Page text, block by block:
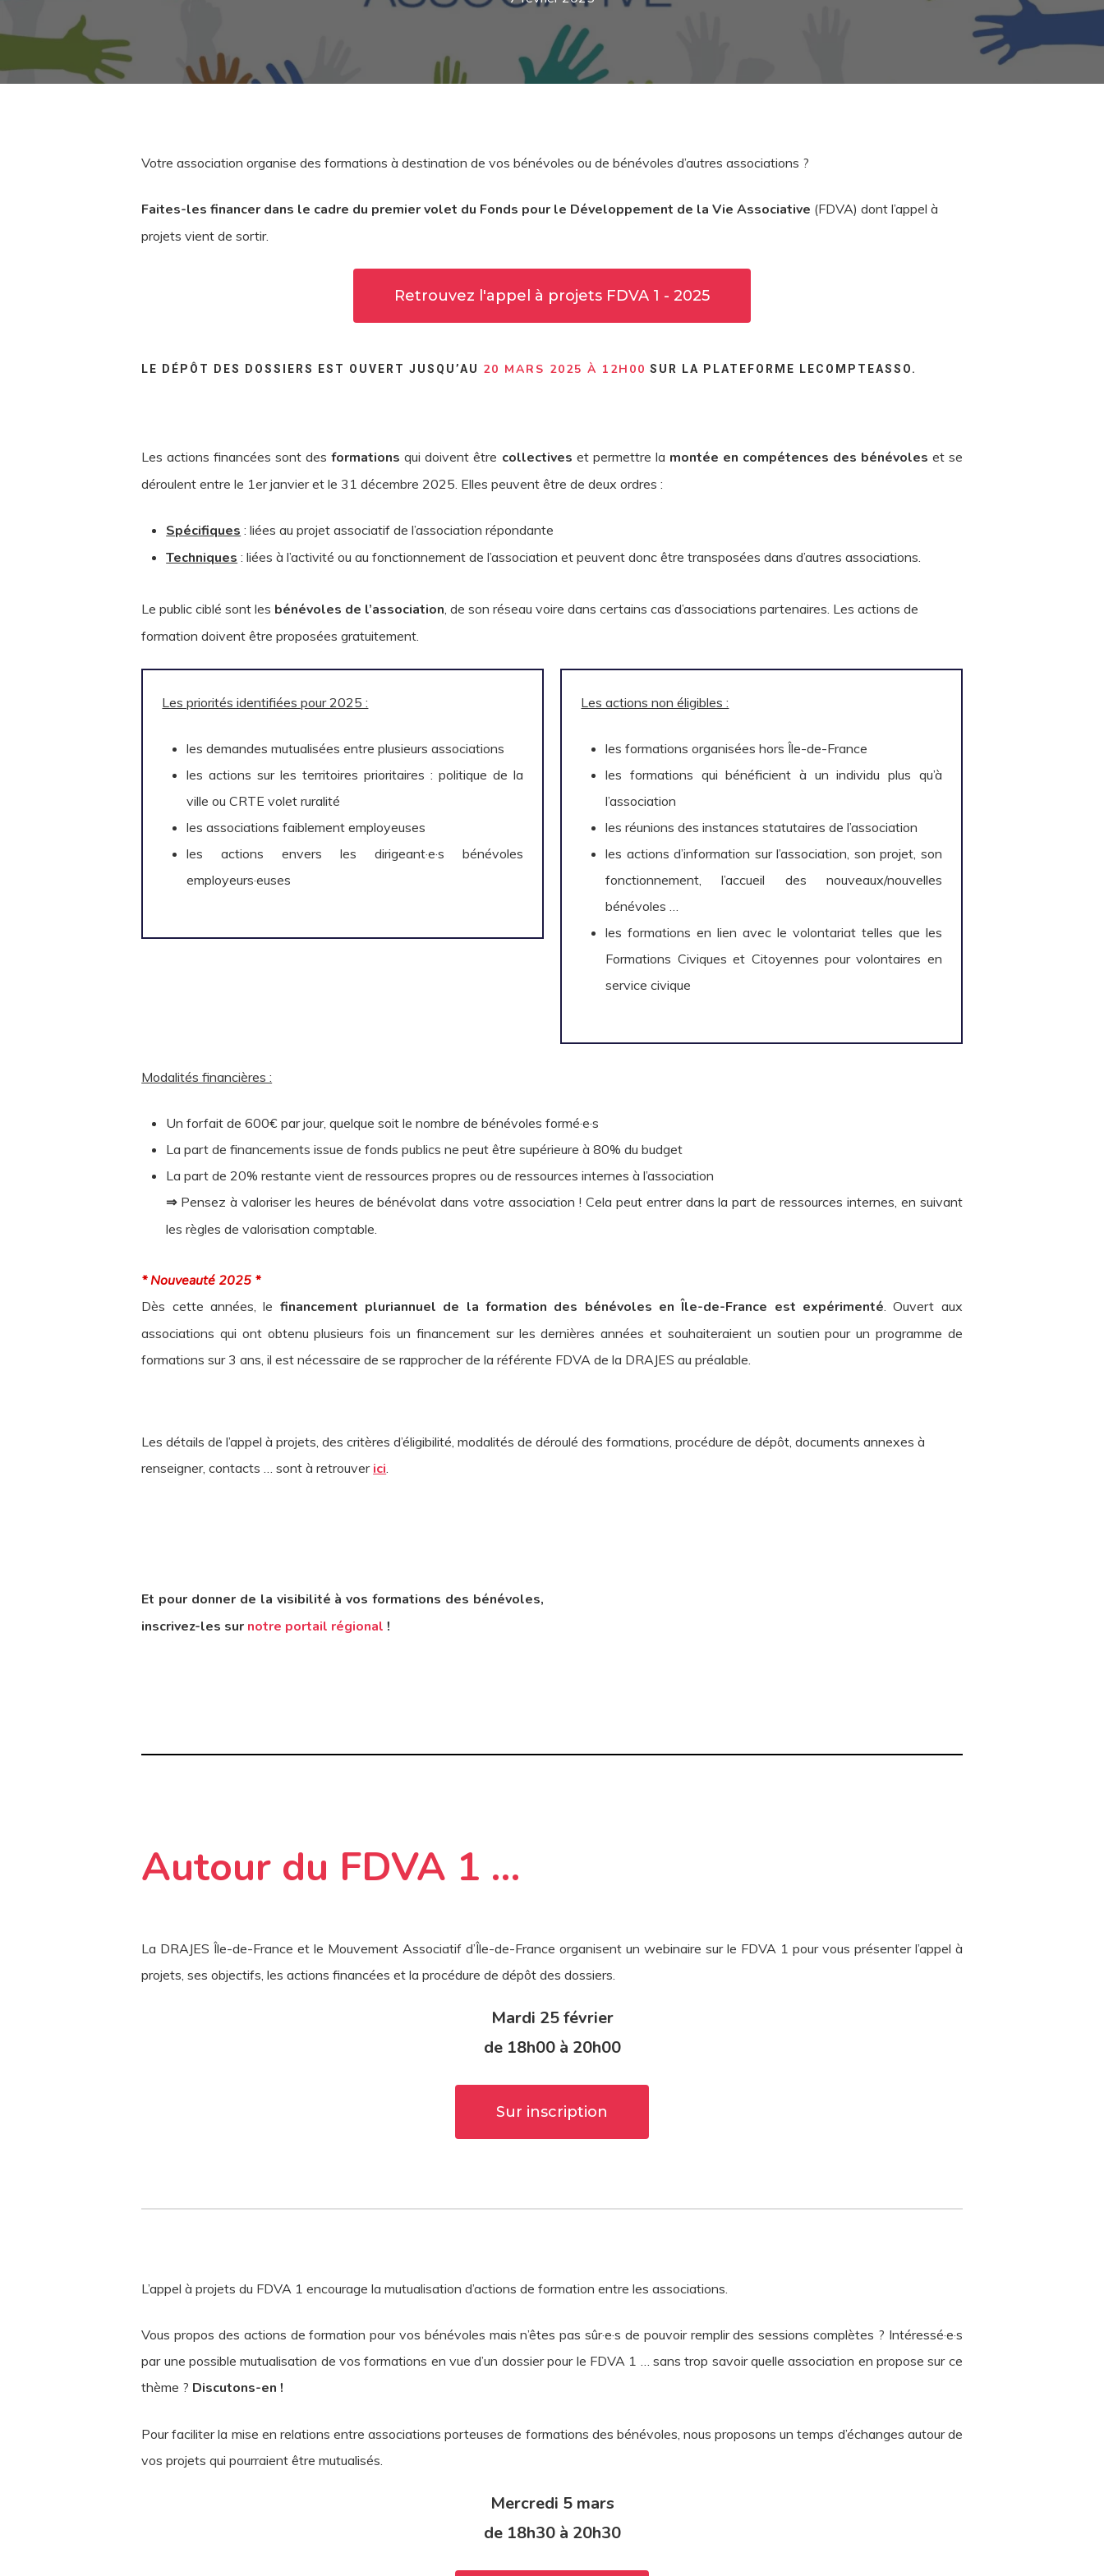
Votre association organise des formations à destination de vos bénévoles ou de bénévoles d’autres associations ?
Faites-les financer dans le cadre du premier volet du Fonds pour le Développement de la Vie Associative (FDVA) dont l’appel à
projets vient de sortir.
Retrouvez l'appel à projets FDVA 1 - 2025
LE DÉPÔT DES DOSSIERS EST OUVERT JUSQU’AU 20 MARS 2025 À 12H00 SUR LA PLATEFORME LECOMPTEASSO.
Les actions financées sont desformations qui doivent être collectives et permettre la montée en compétences des bénévoles et se
déroulent entre le 1er janvier et le 31 décembre 2025. Elles peuvent être de deux ordres :
Spécifiques : liées au projet associatif de l’association répondante
Techniques : liées à l’activité ou au fonctionnement de l’association et peuvent donc être transposées dans d’autres associations.
Le public ciblé sont les bénévoles de l’association, de son réseau voire dans certains cas d’associations partenaires. Les actions de
formation doivent être proposées gratuitement.
Les priorités identifiées pour 2025 :
les demandes mutualisées entre plusieurs associations
les actions sur les territoires prioritaires : politique de la
ville ou CRTE volet ruralité
les associations faiblement employeuses
les actions envers les dirigeant·e·s bénévoles
employeurs·euses
Les actions non éligibles :
les formations organisées hors Île-de-France
les formations qui bénéficient à un individu plus qu’à
l’association
les réunions des instances statutaires de l’association
les actions d’information sur l’association, son projet, son
fonctionnement, l’accueil des nouveaux/nouvelles
bénévoles …
les formations en lien avec le volontariat telles que les
Formations Civiques et Citoyennes pour volontaires en
service civique
Modalités financières :
Un forfait de 600€ par jour, quelque soit le nombre de bénévoles formé·e·s
La part de financements issue de fonds publics ne peut être supérieure à 80% du budget
La part de 20% restante vient de ressources propres ou de ressources internes à l’association
⇒Pensez à valoriser les heures de bénévolat dans votre association ! Cela peut entrer dans la part de ressources internes, en suivant
les règles de valorisation comptable.
* Nouveauté 2025 *
Dès cette années, le financement pluriannuel de la formation des bénévoles en Île-de-France est expérimenté . Ouvert aux
associations qui ont obtenu plusieurs fois un financement sur les dernières années et souhaiteraient un soutien pour un programme de
formations sur 3 ans, il est nécessaire de se rapprocher de la référente FDVA de la DRAJES au préalable.
Les détails de l’appel à projets, des critères d’éligibilité, modalités de déroulé des formations, procédure de dépôt, documents annexes à
renseigner, contacts … sont à retrouver ici
Et pour donner de la visibilité à vos formations des bénévoles,
inscrivez-les sur notre portail régional !
Autour du FDVA 1 …
La DRAJES Île-de-France et le Mouvement Associatif d’Île-de-France organisent un webinaire sur le FDVA 1 pour vous présenter l’appel à
projets, ses objectifs, les actions financées et la procédure de dépôt des dossiers.
Mardi 25 février
de 18h00 à 20h00
Sur inscription
L’appel à projets du FDVA 1 encourage la mutualisation d’actions de formation entre les associations.
Vous propos des actions de formation pour vos bénévoles mais n’êtes pas sûr·e·s de pouvoir remplir des sessions complètes ? Intéressé·e·s
par une possible mutualisation de vos formations en vue d’un dossier pour le FDVA 1 … sans trop savoir quelle association en propose sur ce
thème ? Discutons-en !
Pour faciliter la mise en relations entre associations porteuses de formations des bénévoles, nous proposons un temps d’échanges autour de
vos projets qui pourraient être mutualisés.
Mercredi 5 mars
de 18h30 à 20h30